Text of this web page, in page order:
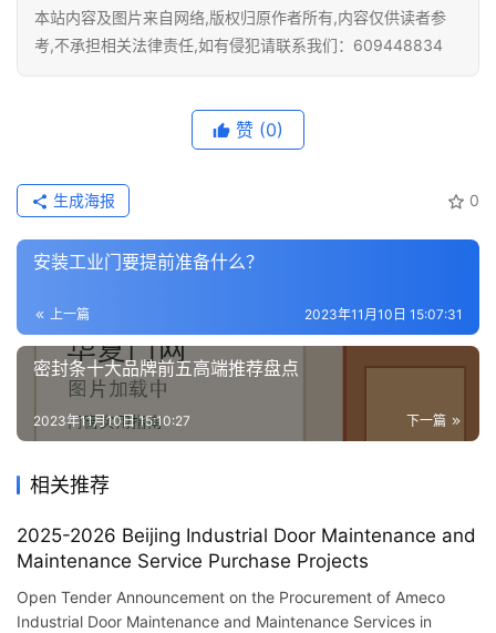
院
大
门
门
套
装
安
维
门
业
资
讯
本站内容及图片来自网络,版权归原作者所有,内容仅供读者参
考,不承担相关法律责任,如有侵犯请联系我们：609448834
赞 (0)
0
生成海报
安装工业门要提前准备什么？
上一篇 2023年11月10日 15:07:31
密封条十大品牌前五高端推荐盘点
下一篇
2023年11月10日 15:10:27
相关推荐
2025-2026 Beijing Industrial Door Maintenance and
Maintenance Service Purchase Projects
Open Tender Announcement on the Procurement of Ameco
Industrial Door Maintenance and Maintenance Services in